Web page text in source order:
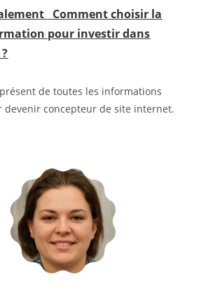
Comment choisir la
pour investir dans
de toutes les informations
devenir concepteur de site internet.